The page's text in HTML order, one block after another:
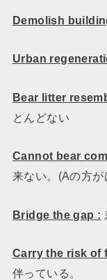
Demolish
Urban
Bear litter
とんどない
Cannot bear
来ない。(Aの方
Bridge the gap :
Carry the risk of
伴っている。